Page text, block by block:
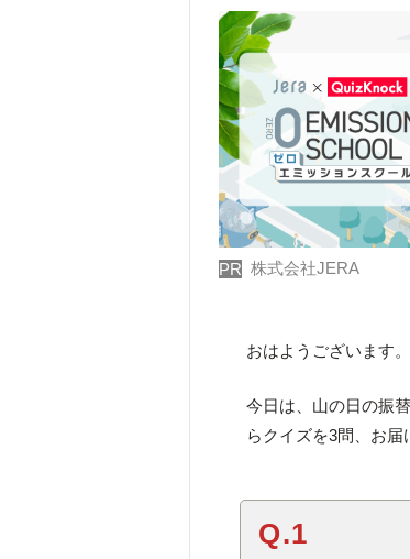
PR 株式会社JERA
おはようございます
今日は、山の日の振
らクイズを3問、お届
Q.1